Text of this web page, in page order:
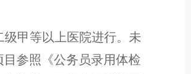
甲等以上医院进行。未
目参照《公务员录用体检